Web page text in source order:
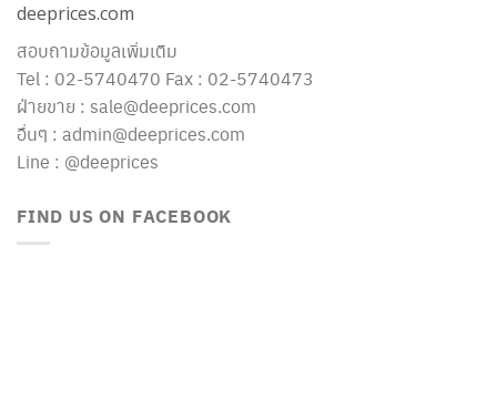
deeprices.com
สอบถามข้อมูลเพิ่มเติม
Tel : 02-5740470 Fax : 02-5740473
ฝ่ายขาย : sale@deeprices.com
อื่นๆ : admin@deeprices.com
Line : @deeprices
FIND US ON FACEBOOK